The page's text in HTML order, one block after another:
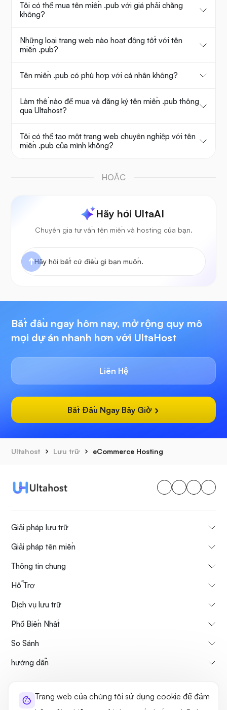
Trang web của chúng tôi sử dụng cookie để đảm
Tôi có thể mua tên miền .pub với giá phải chăng
không?
Những loại trang web nào hoạt động tốt với tên
miền .pub?
Tên miền .pub có phù hợp với cá nhân không?
Làm thế nào để mua và đăng ký tên miền .pub thông
qua Ultahost?
Tôi có thể tạo một trang web chuyên nghiệp với tên
miền .pub của mình không?
HOẶC
Hãy hỏi UltaAI
Chuyên gia tư vấn tên miền và hosting của bạn.
Bắt đầu ngay hôm nay, mở rộng quy mô
mọi dự án nhanh hơn với UltaHost
Liên Hệ
Bắt Đầu Ngay Bây Giờ
Ultahost Lưu trữ eCommerce Hosting
Giải pháp lưu trữ
Giải pháp tên miền
Thông tin chung
Hỗ Trợ
Dịch vụ lưu trữ
Phổ Biến Nhất
So Sánh
hướng dẫn
Thông tin về chúng tôiChính sách hủy & hoàn tiền
Điều khoản sử dụng